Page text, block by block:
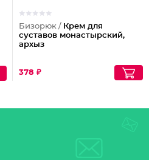
Бизорюк / Крем для
суставов монастырский,
архыз
378 ₽